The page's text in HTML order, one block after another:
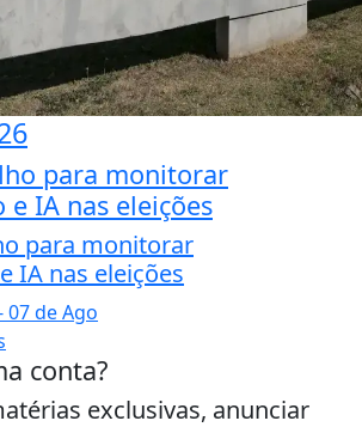
para monitorar
IA nas eleições
para monitorar
IA nas eleições
07 de Ago
conta?
exclusivas, anunciar